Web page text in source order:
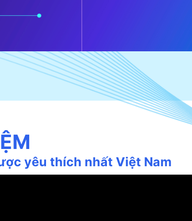
yêu thích nhất Việt Nam